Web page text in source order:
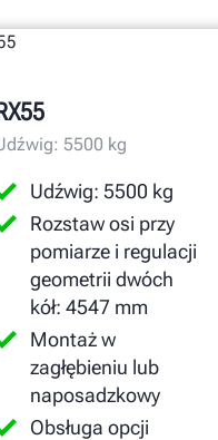
5500 kg
Udźwig: 5500 kg
Rozstaw osi przy
pomiarze i regulacji
geometrii dwóch
kół: 4547 mm
Montaż w
zagłębieniu lub
naposadzkowy
Obsługa opcji